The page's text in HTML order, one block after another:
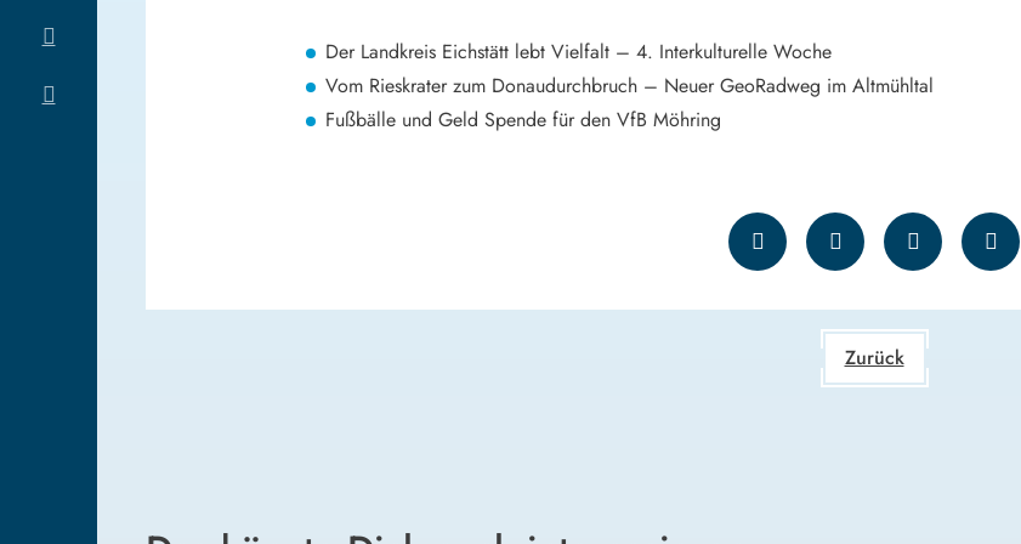
Der Landkreis Eichstätt lebt Vielfalt – 4. Interkulturelle Woche
Vom Rieskrater zum Donaudurchbruch – Neuer GeoRadweg im Altmühltal
Fußbälle und Geld Spende für den VfB Möhring
Zurück